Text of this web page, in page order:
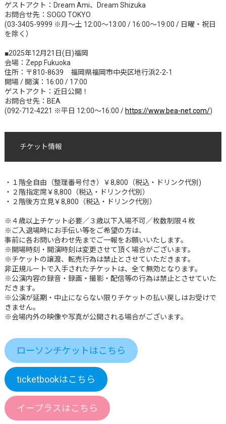
ゲストアクト：Dream Ami、Dream Shizuka
お問合せ先：SOGO TOKYO
(03-3405-9999 ※月〜土 12:00〜13:00 / 16:00〜19:00 / 日曜・祝日
を除く）
■2025年12月21日(日)福岡
会場：Zepp Fukuoka
住所：〒810-8639 福岡県福岡市中央区地行浜2-2-1
開場 / 開演：16:00 / 17:00
ゲストアクト：近日公開！
お問合せ先：BEA
(092-712-4221 ※平日 12:00〜16:00 / https://www.bea-net.com/)
チケット情報
・１階全自由（整理番号付き）￥8,800（税込・ドリンク代別)
・２階指定席￥8,800（税込・ドリンク代別）
・２階後方立見￥8,800（税込・ドリンク代別）
※４歳以上チケット必要／３歳以下入場不可／枚数制限４枚
※ご入退場時にお手伝い等をご希望の方は、
事前に各お問い合わせ先までご一報をお願いいたします。
※開場時刻・開演時刻は変更させて頂く場合がございます。
※チケットの譲渡、転売行為は禁⽌とさせていただきます。
非正規ルートで入手されたチケットは、全て無効となります。
※公演内容の録音・録画・撮影・配信等の行為は禁止とさせていた
だきます。
※公演が延期・中止にならない限りチケットの払い戻しはお受けで
きません。
※会場内外の映像や写真が公開される場合がございます。
ローソンチケットはこちら
ticketbookはこちら
イープラスはこちら